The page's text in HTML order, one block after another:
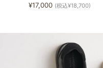
¥17,000 (税込¥18,700)